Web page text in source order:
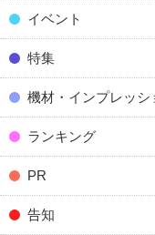
イベント
特集
機材・インプレッシ
ランキング
PR
告知